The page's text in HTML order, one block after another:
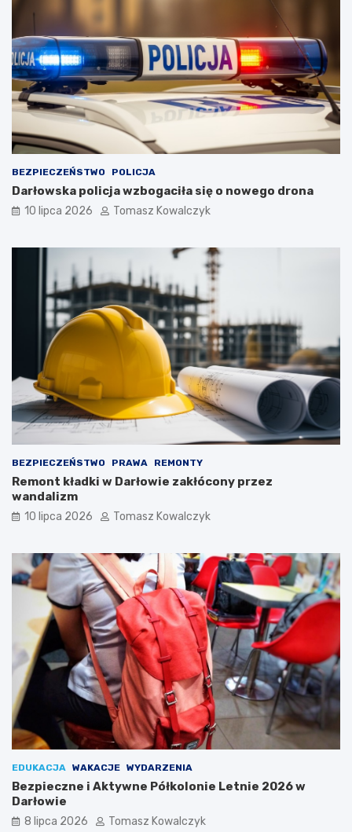
BEZPIECZEŃSTWO POLICJA
Darłowska policja wzbogaciła się o nowego drona
10 lipca 2026 Tomasz Kowalczyk
BEZPIECZEŃSTWO PRAWA REMONTY
Remont kładki w Darłowie zakłócony przez
wandalizm
10 lipca 2026 Tomasz Kowalczyk
EDUKACJA WAKACJE WYDARZENIA
Bezpieczne i Aktywne Półkolonie Letnie 2026 w
Darłowie
8 lipca 2026 Tomasz Kowalczyk